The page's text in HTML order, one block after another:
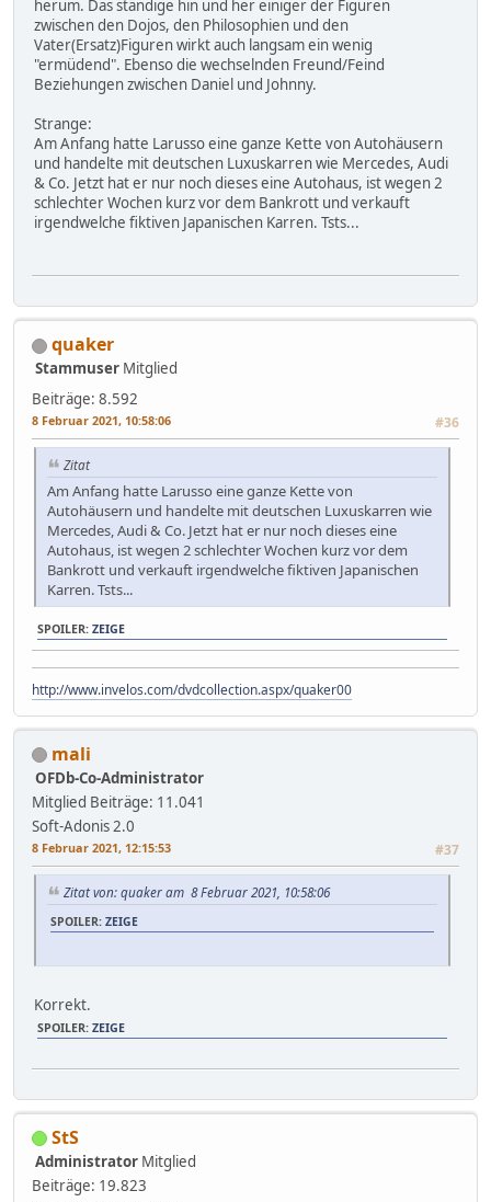
herum. Das ständige hin und her einiger der Figuren
zwischen den Dojos, den Philosophien und den
Vater(Ersatz)Figuren wirkt auch langsam ein wenig
"ermüdend". Ebenso die wechselnden Freund/Feind
Beziehungen zwischen Daniel und Johnny.
Strange:
Am Anfang hatte Larusso eine ganze Kette von Autohäusern
und handelte mit deutschen Luxuskarren wie Mercedes, Audi
& Co. Jetzt hat er nur noch dieses eine Autohaus, ist wegen 2
schlechter Wochen kurz vor dem Bankrott und verkauft
irgendwelche fiktiven Japanischen Karren. Tsts...
quaker
Stammuser Mitglied
Beiträge: 8.592
8 Februar 2021, 10:58:06 #36
Zitat
Am Anfang hatte Larusso eine ganze Kette von
Autohäusern und handelte mit deutschen Luxuskarren wie
Mercedes, Audi & Co. Jetzt hat er nur noch dieses eine
Autohaus, ist wegen 2 schlechter Wochen kurz vor dem
Bankrott und verkauft irgendwelche fiktiven Japanischen
Karren. Tsts...
SPOILER: ZEIGE
http://www.invelos.com/dvdcollection.aspx/quaker00
mali
OFDb-Co-Administrator
Mitglied Beiträge: 11.041
Soft-Adonis 2.0
8 Februar 2021, 12:15:53 #37
Zitat von: quaker am 8 Februar 2021, 10:58:06
SPOILER: ZEIGE
Korrekt.
SPOILER: ZEIGE
StS
Administrator Mitglied
Beiträge: 19.823